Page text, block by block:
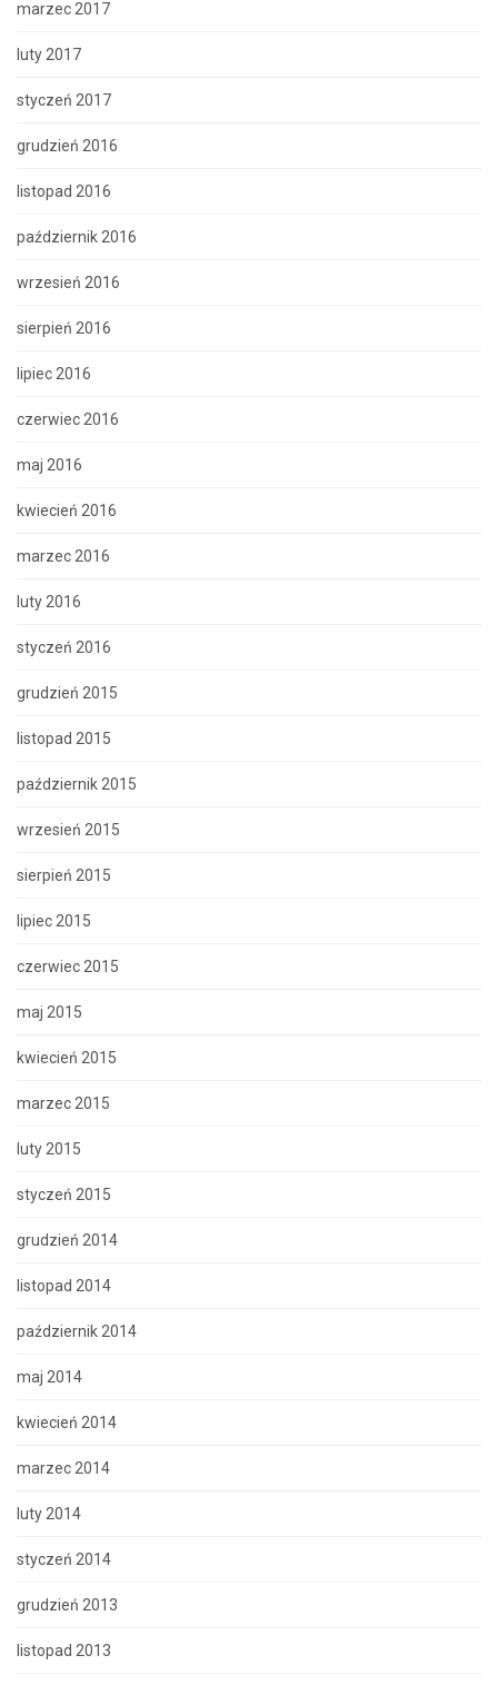
marzec 2017
luty 2017
styczeń 2017
grudzień 2016
listopad 2016
październik 2016
wrzesień 2016
sierpień 2016
lipiec 2016
czerwiec 2016
maj 2016
kwiecień 2016
marzec 2016
luty 2016
styczeń 2016
grudzień 2015
listopad 2015
październik 2015
wrzesień 2015
sierpień 2015
lipiec 2015
czerwiec 2015
maj 2015
kwiecień 2015
marzec 2015
luty 2015
styczeń 2015
grudzień 2014
listopad 2014
październik 2014
maj 2014
kwiecień 2014
marzec 2014
luty 2014
styczeń 2014
grudzień 2013
listopad 2013